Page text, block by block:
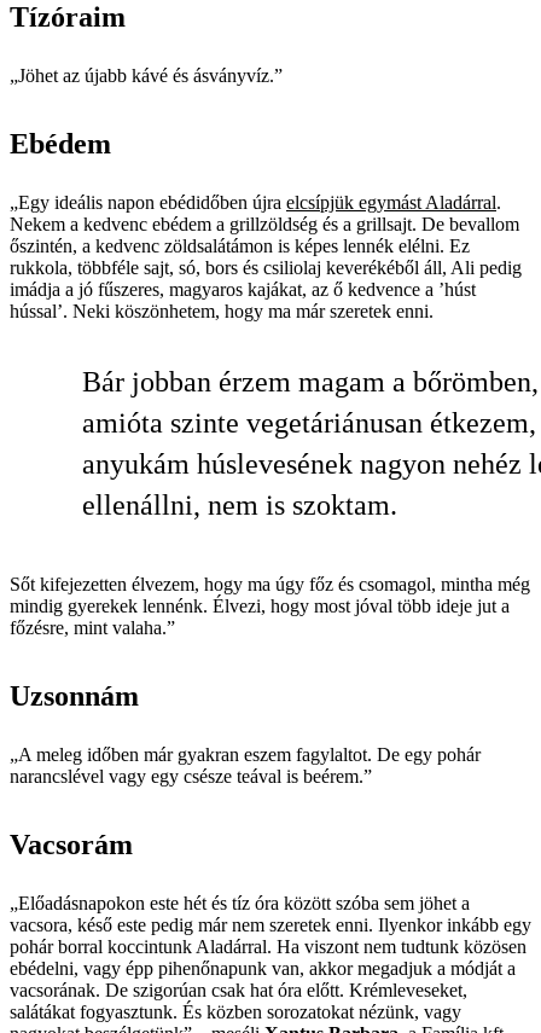
Tízóraim
„Jöhet az újabb kávé és ásványvíz.”
Ebédem
„Egy ideális napon ebédidőben újra elcsípjük egymást Aladárral.
Nekem a kedvenc ebédem a grillzöldség és a grillsajt. De bevallom
őszintén, a kedvenc zöldsalátámon is képes lennék elélni. Ez
rukkola, többféle sajt, só, bors és csiliolaj keverékéből áll, Ali pedig
imádja a jó fűszeres, magyaros kajákat, az ő kedvence a ’húst
hússal’. Neki köszönhetem, hogy ma már szeretek enni.
Bár jobban érzem magam a bőrömben,
amióta szinte vegetáriánusan
anyukám húslevesének nagyon nehéz
ellenállni, nem is szoktam.
Sőt kifejezetten élvezem, hogy ma úgy főz és csomagol, mintha még
mindig gyerekek lennénk. Élvezi, hogy most jóval több ideje jut a
főzésre, mint valaha.”
Uzsonnám
„A meleg időben már gyakran eszem fagylaltot. De egy pohár
narancslével vagy egy csésze teával is beérem.”
Vacsorám
„Előadásnapokon este hét és tíz óra között szóba sem jöhet a
vacsora, késő este pedig már nem szeretek enni. Ilyenkor inkább egy
pohár borral koccintunk Aladárral. Ha viszont nem tudtunk közösen
ebédelni, vagy épp pihenőnapunk van, akkor megadjuk a módját a
vacsorának. De szigorúan csak hat óra előtt. Krémleveseket,
salátákat fogyasztunk. És közben sorozatokat nézünk, vagy